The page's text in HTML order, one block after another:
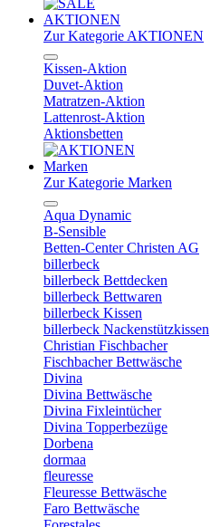
AKTIONEN
Zur Kategorie AKTIONEN
Kissen-Aktion
Duvet-Aktion
Matratzen-Aktion
Lattenrost-Aktion
Aktionsbetten
Marken
Zur Kategorie Marken
Aqua Dynamic
B-Sensible
Betten-Center Christen AG
billerbeck
billerbeck Bettdecken
billerbeck Bettwaren
billerbeck Kissen
billerbeck Nackenstützkissen
Christian Fischbacher
Fischbacher Bettwäsche
Divina
Divina Bettwäsche
Divina Fixleintücher
Divina Topperbezüge
Dorbena
dormaa
fleuresse
Fleuresse Bettwäsche
Faro Bettwäsche